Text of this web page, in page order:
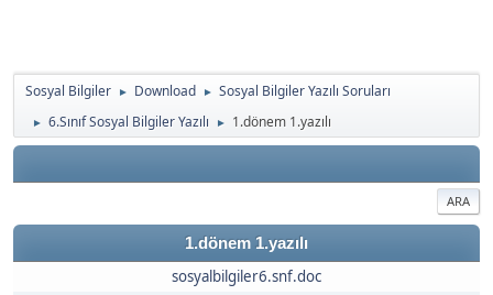
Sosyal Bilgiler ► Download ► Sosyal Bilgiler Yazılı Soruları
► 6.Sınıf Sosyal Bilgiler Yazılı ► 1.dönem 1.yazılı
ARA
1.dönem 1.yazılı
sosyalbilgiler6.snf.doc